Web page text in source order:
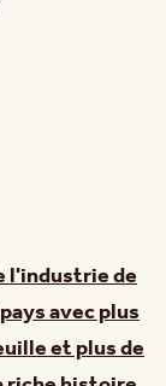
l'industrie de
avec plus
et plus de